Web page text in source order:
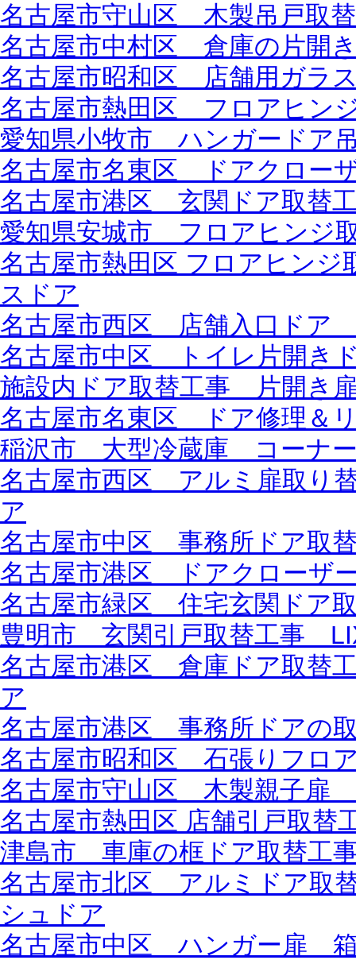
名古屋市守山区 木製吊戸取
名古屋市中村区 倉庫の片
名古屋市昭和区 店舗用ガ
名古屋市熱田区 フロアヒン
愛知県小牧市 ハンガードア
名古屋市名東区 ドアクロー
名古屋市港区 玄関ドア取替
愛知県安城市 フロアヒンジ
名古屋市熱田区 フロアヒン
スドア
名古屋市西区 店舗入口ドア
名古屋市中区 トイレ片開き
施設内ドア取替工事 片開き
名古屋市名東区 ドア修理＆
稲沢市 大型冷蔵庫 コーナー
名古屋市西区 アルミ扉取り
ア
名古屋市中区 事務所ドア取
名古屋市港区 ドアクローザ
名古屋市緑区 住宅玄関ドア
豊明市 玄関引戸取替工事
名古屋市港区 倉庫ドア取替
ア
名古屋市港区 事務所ドアの
名古屋市昭和区 石張りフロ
名古屋市守山区 木製親子扉
名古屋市熱田区 店舗引戸取替
津島市 車庫の框ドア取替
名古屋市北区 アルミドア取
シュドア
名古屋市中区 ハンガー扉